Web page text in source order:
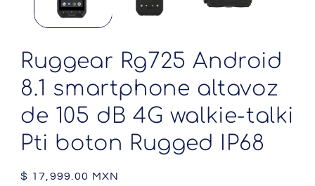
modal
Ruggear Rg725 Android
8.1 smartphone altavoz
de 105 dB 4G walkie-talki
Pti boton Rugged IP68
Precio
$ 17,999.00 MXN